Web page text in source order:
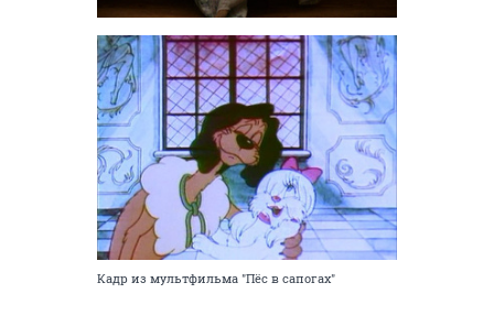
Кадр из мультфильма "Пёс в сапогах"